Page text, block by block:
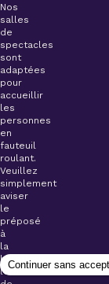
Nos
salles
de
spectacles
sont
adaptées
pour
accueillir
les
personnes
en
fauteuil
roulant.
Veuillez
simplement
aviser
le
préposé
à
la
billetterie
lors